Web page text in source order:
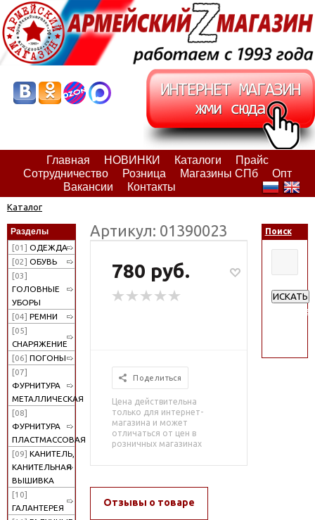
Главная НОВИНКИ Каталоги
Прайс
Сотрудничество
Розница Магазины СПб
Опт
Вакансии
Контакты
Каталог
Разделы
[01] ОДЕЖДА
[02] ОБУВЬ
[03]
ГОЛОВНЫЕ
УБОРЫ
[04] РЕМНИ
[05]
СНАРЯЖЕНИЕ
[06] ПОГОНЫ
[07]
ФУРНИТУРА
МЕТАЛЛИЧЕСКАЯ
[08]
ФУРНИТУРА
ПЛАСТМАССОВАЯ
[09] КАНИТЕЛЬ,
КАНИТЕЛЬНАЯ
ВЫШИВКА
[10]
ГАЛАНТЕРЕЯ
Артикул: 01390023
780 руб.
Поделиться
Цена действительна
только для интернет-
магазина и может
отличаться от цен в
розничных магазинах
Отзывы о товаре
Поиск
ИСКАТЬ